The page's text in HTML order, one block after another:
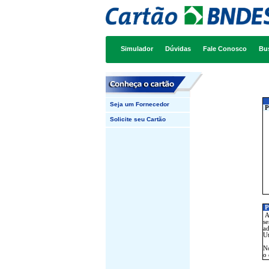
Simulador Dúvidas Fale Conosco
Seja um Fornecedor
Solicite seu Cartão
o